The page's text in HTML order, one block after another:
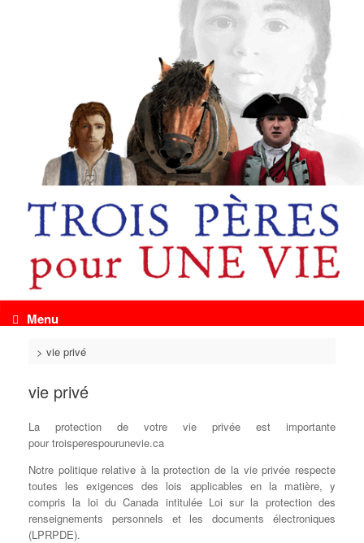
Menu
> vie privé
vie privé
La protection de votre vie privée est importante
pour troisperespourunevie.ca
Notre politique relative à la protection de la vie privée respecte
toutes les exigences des lois applicables en la matière, y
compris la loi du Canada intitulée Loi sur la protection des
renseignements personnels et les documents électroniques
(LPRPDE).